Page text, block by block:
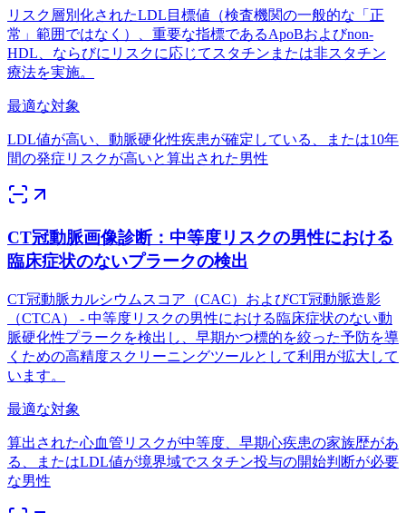
リスク層別化されたLDL目標値（検査機関の一般的な「正
常」範囲ではなく）、重要な指標であるApoBおよびnon-
HDL、ならびにリスクに応じてスタチンまたは非スタチン
療法を実施。
最適な対象
LDL値が高い、動脈硬化性疾患が確定している、または10年
間の発症リスクが高いと算出された男性
CT冠動脈画像診断：中等度リスクの男性における
臨床症状のないプラークの検出
CT冠動脈カルシウムスコア（CAC）およびCT冠動脈造影
（CTCA） - 中等度リスクの男性における臨床症状のない動
脈硬化性プラークを検出し、早期かつ標的を絞った予防を導
くための高精度スクリーニングツールとして利用が拡大して
います。
最適な対象
算出された心血管リスクが中等度、早期心疾患の家族歴があ
る、またはLDL値が境界域でスタチン投与の開始判断が必要
な男性